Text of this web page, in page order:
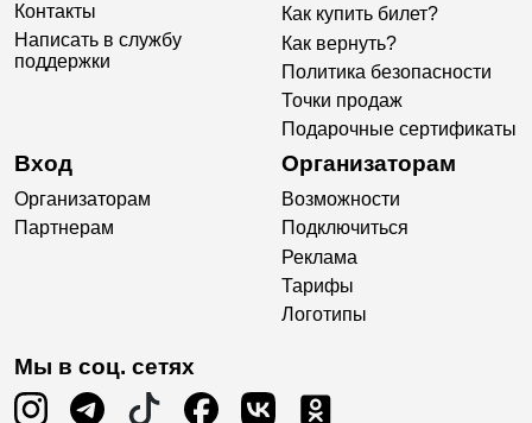
Контакты
Написать в службу
поддержки
Как купить билет?
Как вернуть?
Политика безопасности
Точки продаж
Подарочные сертификаты
Вход
Организаторам
Партнерам
Организаторам
Возможности
Подключиться
Реклама
Тарифы
Логотипы
Мы в соц. сетях